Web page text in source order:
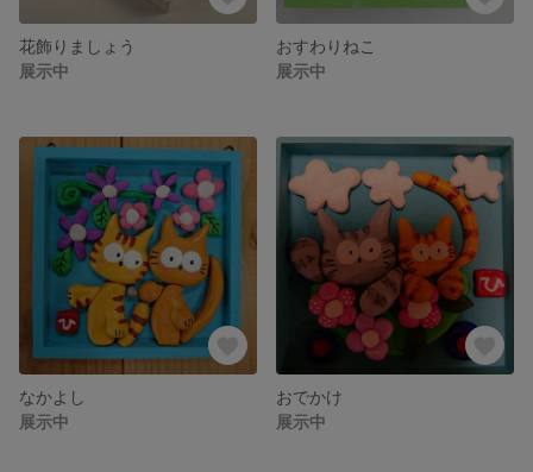
花飾りましょう
展示中
おすわりねこ
展示中
なかよし
展示中
おでかけ
展示中